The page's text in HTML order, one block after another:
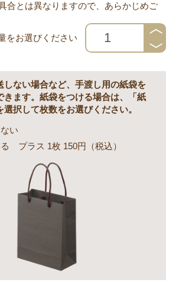
合とは異なりますので、あらかじめご
をお選びください
ない場合など、手渡し用の紙袋を
きます。紙袋をつける場合は、「紙
択して枚数をお選びください。
い
プラス 1枚 150円（税込）